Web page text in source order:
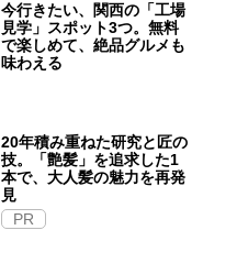
今行きたい、関西の「工場
見学」スポット3つ。無料
で楽しめて、絶品グルメも
味わえる
20年積み重ねた研究と匠の
技。「艶髪」を追求した1
本で、大人髪の魅力を再発
見
PR